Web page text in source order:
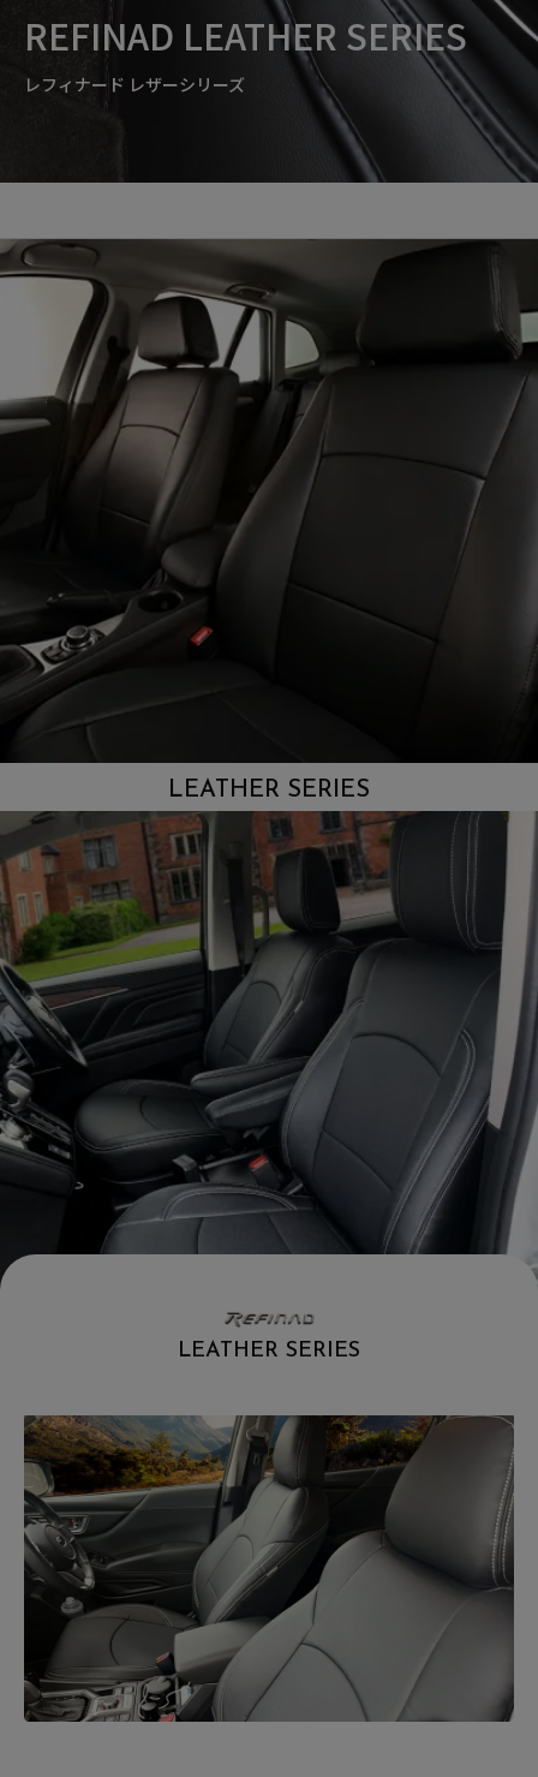
REFINAD LEATHER SERIES
レフィナード レザーシリーズ
LEATHER SERIES
LEATHER SERIES